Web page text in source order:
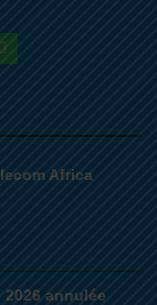
Africa
annulée